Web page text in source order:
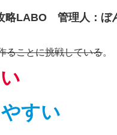
略LABO 管理人：ぼ
ることに挑戦している。
すい